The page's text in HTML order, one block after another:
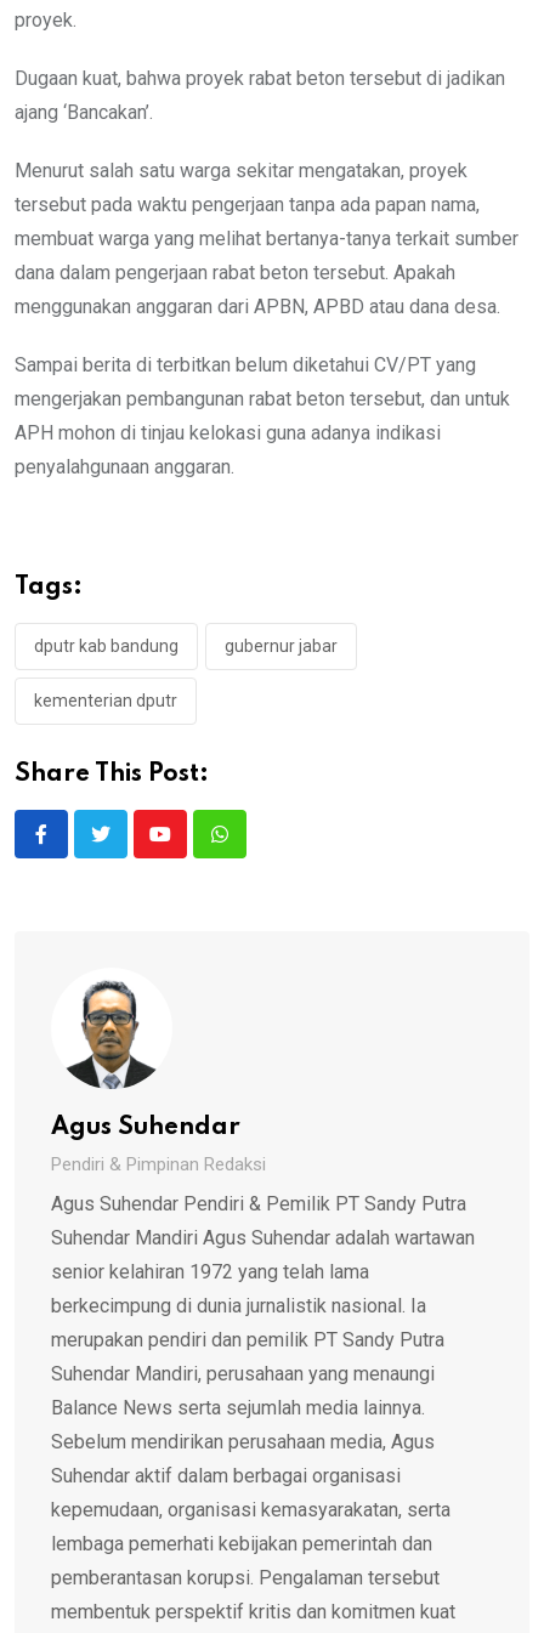
proyek.
Dugaan kuat, bahwa proyek rabat beton tersebut di jadikan
ajang ‘Bancakan’.
Menurut salah satu warga sekitar mengatakan, proyek
tersebut pada waktu pengerjaan tanpa ada papan nama,
membuat warga yang melihat bertanya-tanya terkait sumber
dana dalam pengerjaan rabat beton tersebut. Apakah
menggunakan anggaran dari APBN, APBD atau dana desa.
Sampai berita di terbitkan belum diketahui CV/PT yang
mengerjakan pembangunan rabat beton tersebut, dan untuk
APH mohon di tinjau kelokasi guna adanya indikasi
penyalahgunaan anggaran.
Tags:
dputr kab bandung gubernur jabar
kementerian dputr
Share This Post:
YoutubeWhatsapp
Agus Suhendar
Pendiri & Pimpinan Redaksi
Agus Suhendar Pendiri & Pemilik PT Sandy Putra
Suhendar Mandiri Agus Suhendar adalah wartawan
senior kelahiran 1972 yang telah lama
berkecimpung di dunia jurnalistik nasional. Ia
merupakan pendiri dan pemilik PT Sandy Putra
Suhendar Mandiri, perusahaan yang menaungi
Balance News serta sejumlah media lainnya.
Sebelum mendirikan perusahaan media, Agus
Suhendar aktif dalam berbagai organisasi
kepemudaan, organisasi kemasyarakatan, serta
lembaga pemerhati kebijakan pemerintah dan
pemberantasan korupsi. Pengalaman tersebut
membentuk perspektif kritis dan komitmen kuat